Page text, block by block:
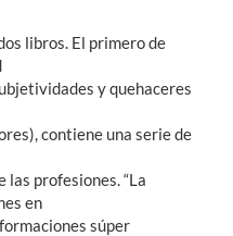
libros. El primero de
y quehaceres
contiene una serie de
profesiones. “La
en
súper